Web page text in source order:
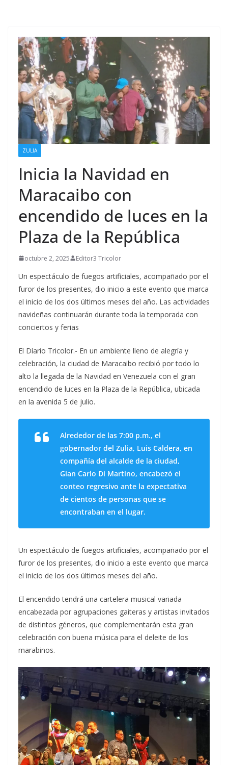
ZULIA
Inicia la Navidad en
Maracaibo con
encendido de luces en la
Plaza de la República
octubre 2, 2025 Editor3 Tricolor
Un espectáculo de fuegos artificiales, acompañado por el
furor de los presentes, dio inicio a este evento que marca
el inicio de los dos últimos meses del año. Las actividades
navideñas continuarán durante toda la temporada con
conciertos y ferias
El Díario Tricolor.- En un ambiente lleno de alegría y
celebración, la ciudad de Maracaibo recibió por todo lo
alto la llegada de la Navidad en Venezuela con el gran
encendido de luces en la Plaza de la República, ubicada
en la avenida 5 de julio.
Alrededor de las 7:00 p.m., el
gobernador del Zulia, Luis Caldera, en
compañía del alcalde de la ciudad,
Gian Carlo Di Martino, encabezó el
conteo regresivo ante la expectativa
de cientos de personas que se
encontraban en el lugar.
Un espectáculo de fuegos artificiales, acompañado por el
furor de los presentes, dio inicio a este evento que marca
el inicio de los dos últimos meses del año.
El encendido tendrá una cartelera musical variada
encabezada por agrupaciones gaiteras y artistas invitados
de distintos géneros, que complementarán esta gran
celebración con buena música para el deleite de los
marabinos.